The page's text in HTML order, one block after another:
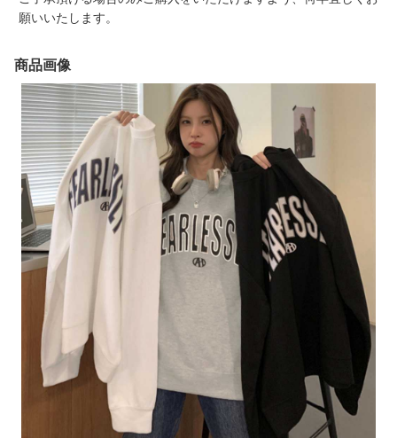
願いいたします。
商品画像